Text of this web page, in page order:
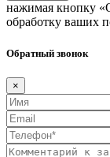
нажимая кнопку
обработку ваших
Обратный звонок
×